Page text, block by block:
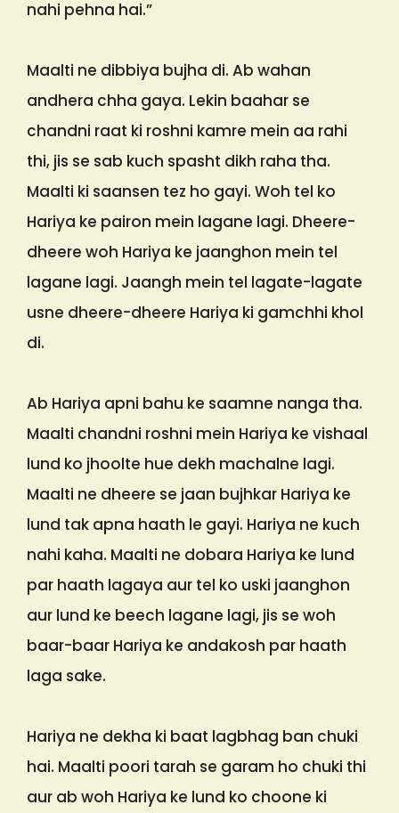
nahi pehna hai.”
Maalti ne dibbiya bujha di. Ab wahan
andhera chha gaya. Lekin baahar se
chandni raat ki roshni kamre mein aa rahi
thi, jis se sab kuch spasht dikh raha tha.
Maalti ki saansen tez ho gayi. Woh tel ko
Hariya ke pairon mein lagane lagi. Dheere-
dheere woh Hariya ke jaanghon mein tel
lagane lagi. Jaangh mein tel lagate-lagate
usne dheere-dheere Hariya ki gamchhi khol
di.
Ab Hariya apni bahu ke saamne nanga tha.
Maalti chandni roshni mein Hariya ke vishaal
lund ko jhoolte hue dekh machalne lagi.
Maalti ne dheere se jaan bujhkar Hariya ke
lund tak apna haath le gayi. Hariya ne kuch
nahi kaha. Maalti ne dobara Hariya ke lund
par haath lagaya aur tel ko uski jaanghon
aur lund ke beech lagane lagi, jis se woh
baar-baar Hariya ke andakosh par haath
laga sake.
Hariya ne dekha ki baat lagbhag ban chuki
hai. Maalti poori tarah se garam ho chuki thi
aur ab woh Hariya ke lund ko choone ki